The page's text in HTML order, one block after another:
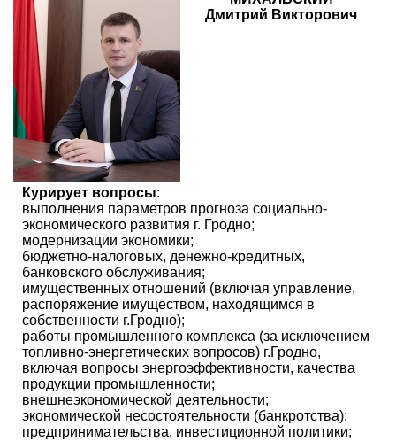
Дмитрий Викторович
Курирует вопросы:
выполнения параметров прогноза социально-
экономического развития г. Гродно;
модернизации экономики;
бюджетно-налоговых, денежно-кредитных,
банковского обслуживания;
имущественных отношений (включая управление,
распоряжение имуществом, находящимся в
собственности г.Гродно);
работы промышленного комплекса (за исключением
топливно-энергетических вопросов) г.Гродно,
включая вопросы энергоэффективности, качества
продукции промышленности;
внешнеэкономической деятельности;
экономической несостоятельности (банкротства);
предпринимательства, инвестиционной политики;